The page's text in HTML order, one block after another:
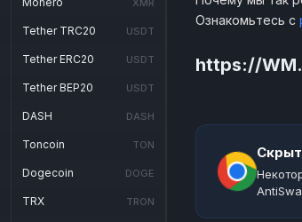
XMR
Tether TRC20 USDT
Tether ERC20 USDT
Tether BEP20 USDT
DASH DASH
Toncoin TON
Dogecoin DOGE
TRX TRON
Ознакомьтесь с
https://